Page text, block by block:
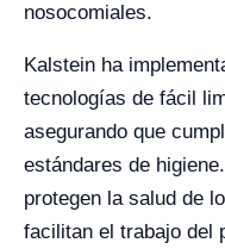
nosocomiales.
Kalstein ha
tecnologías de fácil
asegurando que
estándares de
protegen la salud de
facilitan el trabajo del